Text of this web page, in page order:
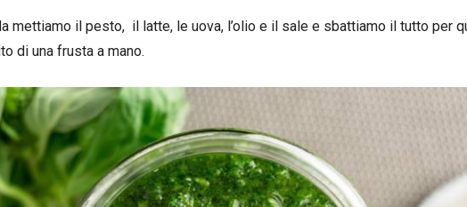
mettiamo il pesto, il latte, le uova, l’olio e il sale e sbattiamo il tutto per
di una frusta a mano.